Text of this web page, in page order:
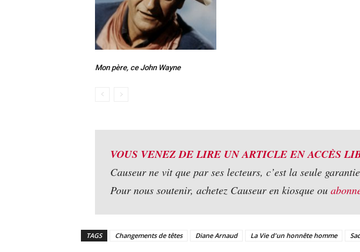
Mon père, ce John Wayne
VOUS VENEZ DE LIRE UN ARTICLE EN ACCÈS
Causeur ne vit que par ses lecteurs, c’est la seule
Pour nous soutenir, achetez Causeur en kiosque ou
TAGS Changements de têtes Diane Arnaud La Vie d'un honnête homme